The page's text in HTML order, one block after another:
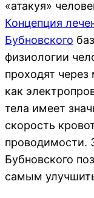
«атакуя»
Концепция
Бубновского
физиологии
проходят
как
тела имеет
скорость
проводимости.
Бубновского
самым